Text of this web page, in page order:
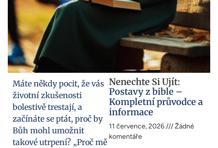
Máte někdy pocit, že vás
životní zkušenosti
bolestivě trestají, a
začínáte se ptát, proč by
Bůh mohl umožnit
takové utrpení? „Proč mě
Nenechte Si Ujít:
Postavy z bible –
Kompletní průvodce a
informace
11 července, 2026
Žádné
komentáře